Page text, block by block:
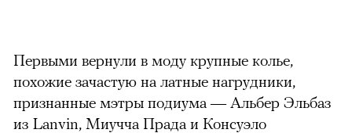
Первыми вернули в моду крупные колье,
похожие зачастую на латные нагрудники,
признанные мэтры подиума — Альбер Эльбаз
из Lanvin, Миучча Прада и Консуэло